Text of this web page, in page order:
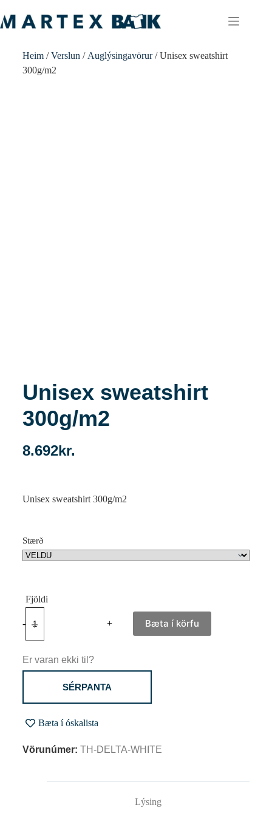
Heim/Verslun / Auglýsingavörur/ Unisex sweatshirt
300g/m2
Unisex sweatshirt
300g/m2
8.692kr.
Unisex sweatshirt 300g/m2
Stærð
- + Bæta í körfu
Er varan ekki til?
SÉRPANTA
Bæta í óskalista
Vörunúmer: TH-DELTA-WHITE
Lýsing